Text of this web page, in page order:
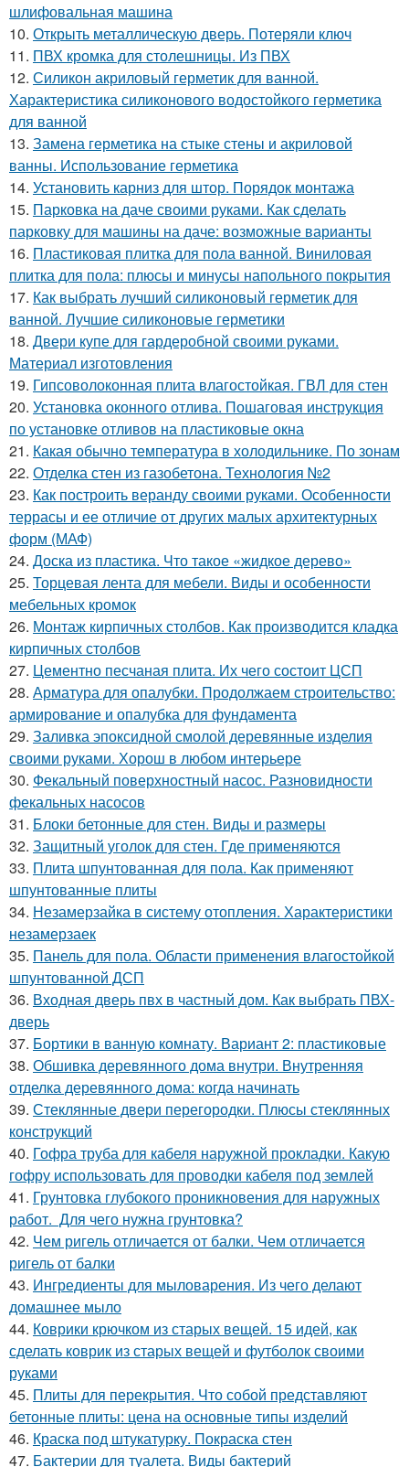
шлифовальная машина
10. Открыть металлическую дверь. Потеряли ключ
11. ПВХ кромка для столешницы. Из ПВХ
12. Силикон акриловый герметик для ванной.
Характеристика силиконового водостойкого герметика
для ванной
13. Замена герметика на стыке стены и акриловой
ванны. Использование герметика
14. Установить карниз для штор. Порядок монтажа
15. Парковка на даче своими руками. Как сделать
парковку для машины на даче: возможные варианты
16. Пластиковая плитка для пола ванной. Виниловая
плитка для пола: плюсы и минусы напольного покрытия
17. Как выбрать лучший силиконовый герметик для
ванной. Лучшие силиконовые герметики
18. Двери купе для гардеробной своими руками.
Материал изготовления
19. Гипсоволоконная плита влагостойкая. ГВЛ для стен
20. Установка оконного отлива. Пошаговая инструкция
по установке отливов на пластиковые окна
21. Какая обычно температура в холодильнике. По зонам
22. Отделка стен из газобетона. Технология №2
23. Как построить веранду своими руками. Особенности
террасы и ее отличие от других малых архитектурных
форм (МАФ)
24. Доска из пластика. Что такое «жидкое дерево»
25. Торцевая лента для мебели. Виды и особенности
мебельных кромок
26. Монтаж кирпичных столбов. Как производится кладка
кирпичных столбов
27. Цементно песчаная плита. Их чего состоит ЦСП
28. Арматура для опалубки. Продолжаем строительство:
армирование и опалубка для фундамента
29. Заливка эпоксидной смолой деревянные изделия
своими руками. Хорош в любом интерьере
30. Фекальный поверхностный насос. Разновидности
фекальных насосов
31. Блоки бетонные для стен. Виды и размеры
32. Защитный уголок для стен. Где применяются
33. Плита шпунтованная для пола. Как применяют
шпунтованные плиты
34. Незамерзайка в систему отопления. Характеристики
незамерзаек
35. Панель для пола. Области применения влагостойкой
шпунтованной ДСП
36. Входная дверь пвх в частный дом. Как выбрать ПВХ-
дверь
37. Бортики в ванную комнату. Вариант 2: пластиковые
38. Обшивка деревянного дома внутри. Внутренняя
отделка деревянного дома: когда начинать
39. Стеклянные двери перегородки. Плюсы стеклянных
конструкций
40. Гофра труба для кабеля наружной прокладки. Какую
гофру использовать для проводки кабеля под землей
41. Грунтовка глубокого проникновения для наружных
работ. Для чего нужна грунтовка?
42. Чем ригель отличается от балки. Чем отличается
ригель от балки
43. Ингредиенты для мыловарения. Из чего делают
домашнее мыло
44. Коврики крючком из старых вещей. 15 идей, как
сделать коврик из старых вещей и футболок своими
руками
45. Плиты для перекрытия. Что собой представляют
бетонные плиты: цена на основные типы изделий
46. Краска под штукатурку. Покраска стен
47. Бактерии для туалета. Виды бактерий